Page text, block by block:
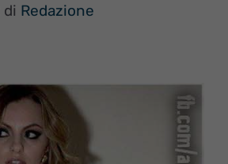
di Redazione